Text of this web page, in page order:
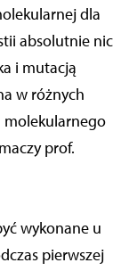
dla
absolutnie nic
i mutacją
w różnych
molekularnego
prof.
wykonane u
pierwszej